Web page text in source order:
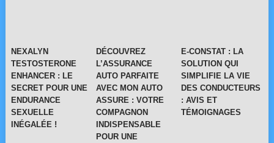
NEXALYN
TESTOSTERONE
ENHANCER : LE
SECRET POUR UNE
ENDURANCE
SEXUELLE
INÉGALÉE !
DÉCOUVREZ
L’ASSURANCE
AUTO PARFAITE
AVEC MON AUTO
ASSURE : VOTRE
COMPAGNON
INDISPENSABLE
POUR UNE
E-CONSTAT : LA
SOLUTION QUI
SIMPLIFIE LA VIE
DES CONDUCTEURS
: AVIS ET
TÉMOIGNAGES